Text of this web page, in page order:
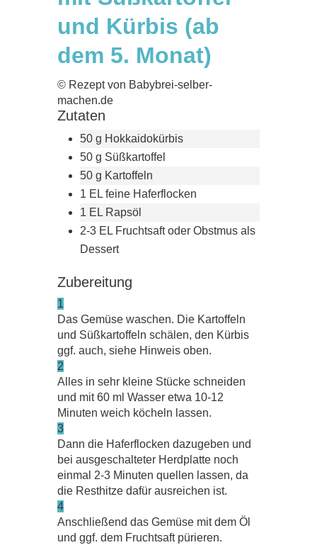
und Kürbis (ab
dem 5. Monat)
© Rezept von Babybrei-selber-
machen.de
Zutaten
50 g Hokkaidokürbis
50 g Süßkartoffel
50 g Kartoffeln
1 EL feine Haferflocken
1 EL Rapsöl
2-3 EL Fruchtsaft oder Obstmus als
Dessert
Zubereitung
1
Das Gemüse waschen. Die Kartoffeln
und Süßkartoffeln schälen, den Kürbis
ggf. auch, siehe Hinweis oben.
2
Alles in sehr kleine Stücke schneiden
und mit 60 ml Wasser etwa 10-12
Minuten weich köcheln lassen.
3
Dann die Haferflocken dazugeben und
bei ausgeschalteter Herdplatte noch
einmal 2-3 Minuten quellen lassen, da
die Resthitze dafür ausreichen ist.
4
Anschließend das Gemüse mit dem Öl
und ggf. dem Fruchtsaft pürieren.